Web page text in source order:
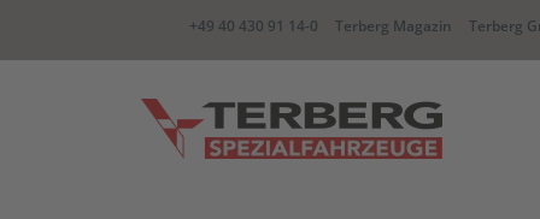
+49 40 430 91 14-0 Terberg Magazin Terberg